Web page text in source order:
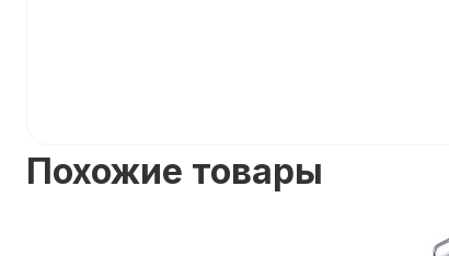
Похожие товары